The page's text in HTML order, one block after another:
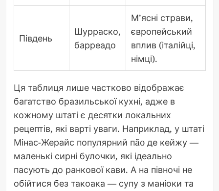
Південь
Шурраско,
барреадо
М’ясні страви,
європейський
вплив (італійці,
німці).
Ця таблиця лише частково відображає
багатство бразильської кухні, адже в
кожному штаті є десятки локальних
рецептів, які варті уваги. Наприклад, у штаті
Мінас-Жерайс популярний пão де кейжу —
маленькі сирні булочки, які ідеально
пасують до ранкової кави. А на півночі не
обійтися без такоака — супу з маніоки та